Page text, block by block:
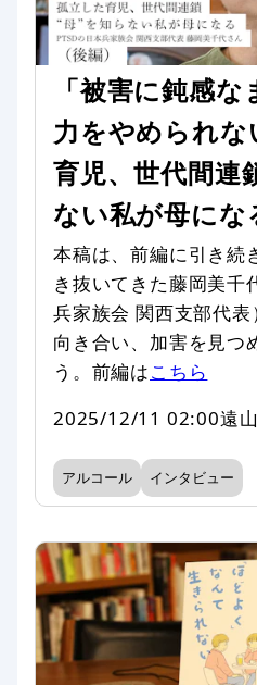
「被害に鈍感
力をやめられな
育児、世代間連
ない私が母にな
本稿は、前編に引き続
き抜いてきた藤岡美千
兵家族会 関西支部代
向き合い、加害を見つ
う。前編はこちら
2025/12/11 02:00遠
アルコール インタビュー